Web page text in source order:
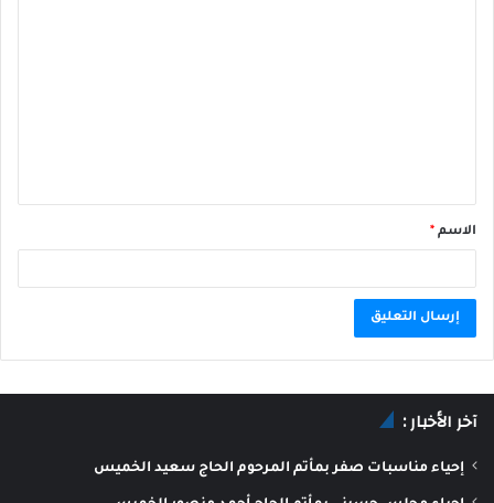
الاسم *
t
آخر الأخبار :
إحياء مناسبات صفر بمأتم المرحوم الحاج سعيد الخميس